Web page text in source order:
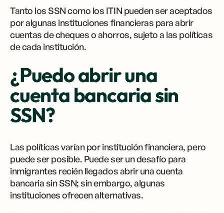
Tanto los SSN como los ITIN pueden ser aceptados
por algunas instituciones financieras para abrir
cuentas de cheques o ahorros, sujeto a las políticas
de cada institución.
¿Puedo abrir una
cuenta bancaria sin
SSN?
Las políticas varían por institución financiera, pero
puede ser posible. Puede ser un desafío para
inmigrantes recién llegados abrir una cuenta
bancaria sin SSN; sin embargo, algunas
instituciones ofrecen alternativas.